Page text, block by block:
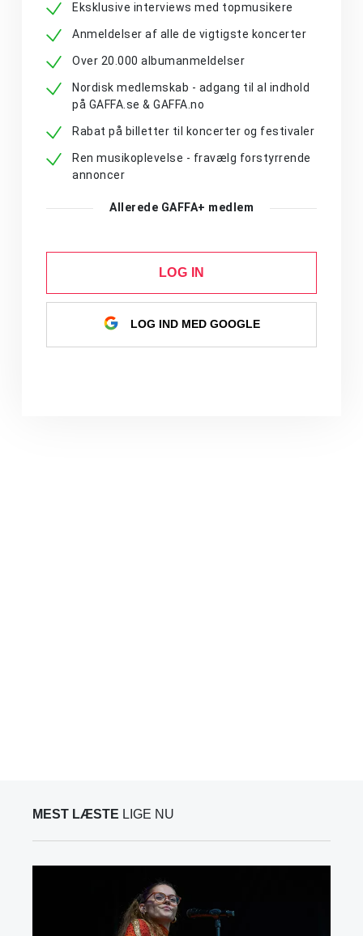
Eksklusive interviews med topmusikere
Anmeldelser af alle de vigtigste koncerter
Over 20.000 albumanmeldelser
Nordisk medlemskab - adgang til al indhold
på GAFFA.se & GAFFA.no
Rabat på billetter til koncerter og festivaler
Ren musikoplevelse - fravælg forstyrrende
annoncer
Allerede GAFFA+ medlem
LOG IN
LOG IND MED GOOGLE
MEST LÆSTE LIGE NU